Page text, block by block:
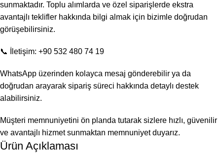
sunmaktadır. Toplu alımlarda ve özel siparişlerde ekstra
avantajlı teklifler hakkında bilgi almak için bizimle doğrudan
görüşebilirsiniz.
📞 İletişim: +90 532 480 74 19
WhatsApp üzerinden kolayca mesaj gönderebilir ya da
doğrudan arayarak sipariş süreci hakkında detaylı destek
alabilirsiniz.
Müşteri memnuniyetini ön planda tutarak sizlere hızlı, güvenilir
ve avantajlı hizmet sunmaktan memnuniyet duyarız.
Ürün Açıklaması